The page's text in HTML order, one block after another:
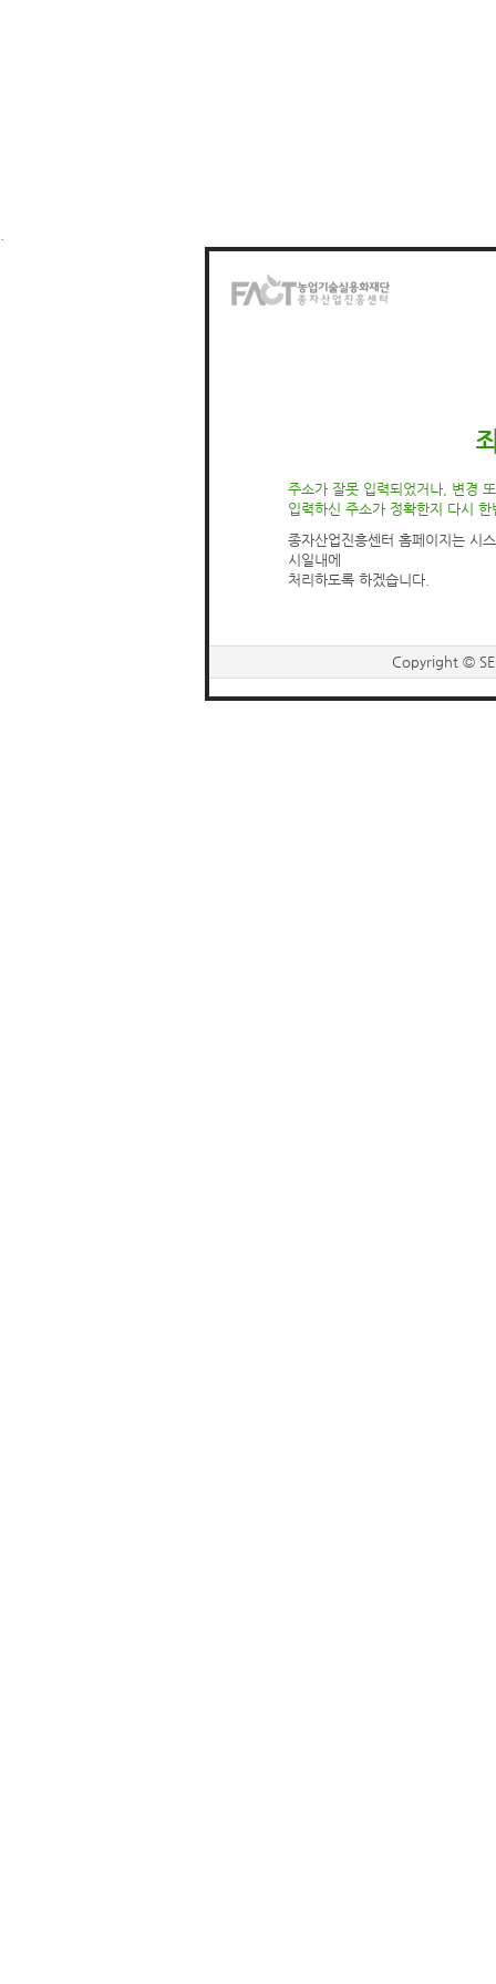
주소가 잘못 입력되었거나, 변경
입력하신 주소가 정확한지 다시
종자산업진흥센터 홈페이지는 시
시일내에
처리하도록 하겠습니다.
Copyright ©